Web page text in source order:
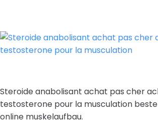
Steroide anabolisant achat pas cher
testosterone pour la musculation
online muskelaufbau.